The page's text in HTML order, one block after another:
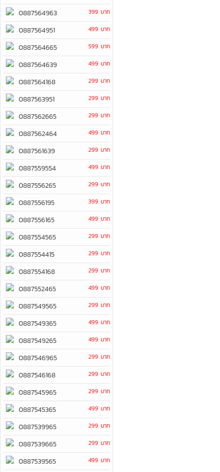
0887564963 399 บาท
0887564951 499 บาท
0887564665 599 บาท
0887564639 499 บาท
0887564168 299 บาท
0887563951 299 บาท
0887562665 299 บาท
0887562464 499 บาท
0887561639 299 บาท
0887559554 499 บาท
0887556265 299 บาท
0887556195 399 บาท
0887556165 499 บาท
0887554565 299 บาท
0887554415 299 บาท
0887554168 299 บาท
0887552465 499 บาท
0887549565 299 บาท
0887549365 499 บาท
0887549265 499 บาท
0887546965 299 บาท
0887546168 299 บาท
0887545965 299 บาท
0887545365 499 บาท
0887539965 299 บาท
0887539665 299 บาท
0887539565 499 บาท